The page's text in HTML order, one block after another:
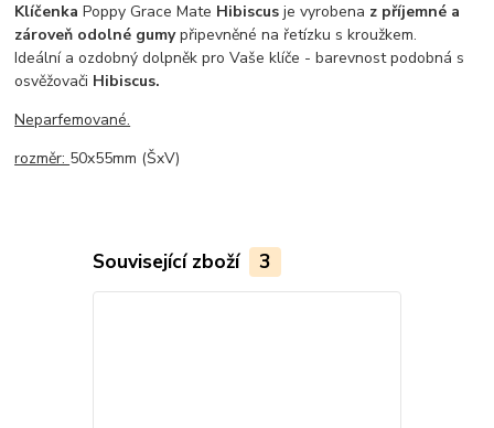
Klíčenka Poppy Grace Mate Hibiscusje vyrobena z příjemné a
zároveň odolné gumypřipevněné na řetízku s kroužkem.
Ideální a ozdobný dolpněk pro Vaše klíče - barevnost podobná s
osvěžovači Hibiscus.
Neparfemované.
rozměr: 50x55mm (ŠxV)
Související zboží 3